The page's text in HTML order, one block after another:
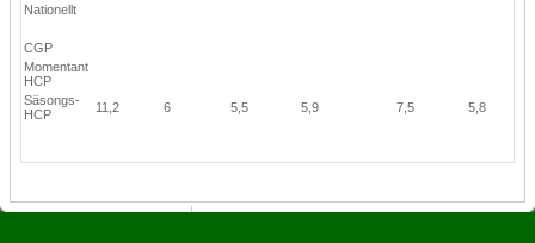
Nationellt
CGP
Momentant
HCP
Säsongs-
HCP
11,2 6 5,5 5,9 7,5 5,8